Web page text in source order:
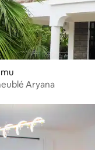
Aryana